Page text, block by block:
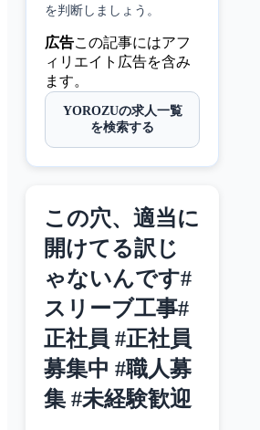
を判断しましょう。
広告この記事にはアフ
ィリエイト広告を含み
ます。
YOROZUの求人一覧
を検索する
この穴、適当に
開けてる訳じ
ゃないんです#
スリーブ工事#
正社員 #正社員
募集中 #職人募
集 #未経験歓迎